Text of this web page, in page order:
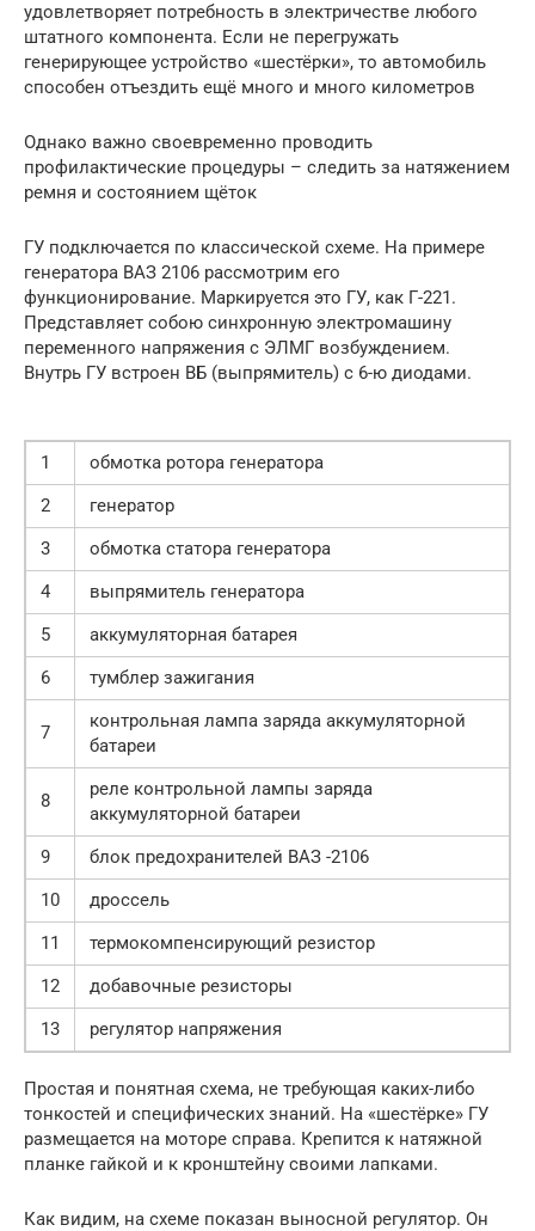
удовлетворяет потребность в электричестве любого
штатного компонента. Если не перегружать
генерирующее устройство «шестёрки», то автомобиль
способен отъездить ещё много и много километров
Однако важно своевременно проводить
профилактические процедуры – следить за натяжением
ремня и состоянием щёток
ГУ подключается по классической схеме. На примере
генератора ВАЗ 2106 рассмотрим его
функционирование. Маркируется это ГУ, как Г-221.
Представляет собою синхронную электромашину
переменного напряжения с ЭЛМГ возбуждением.
Внутрь ГУ встроен ВБ (выпрямитель) с 6-ю диодами.
1
обмотка ротора генератора
2
генератор
3
обмотка статора генератора
4
выпрямитель генератора
5
аккумуляторная батарея
6
тумблер зажигания
7
контрольная лампа заряда аккумуляторной
батареи
8
реле контрольной лампы заряда
аккумуляторной батареи
9
блок предохранителей ВАЗ -2106
10
дроссель
11
термокомпенсирующий резистор
12
добавочные резисторы
13
регулятор напряжения
Простая и понятная схема, не требующая каких-либо
тонкостей и специфических знаний. На «шестёрке» ГУ
размещается на моторе справа. Крепится к натяжной
планке гайкой и к кронштейну своими лапками.
Как видим, на схеме показан выносной регулятор. Он